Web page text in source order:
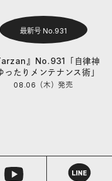
最新号 No.931
』No.931「自律神
ったりメンテナンス術」
08.06（木）発売